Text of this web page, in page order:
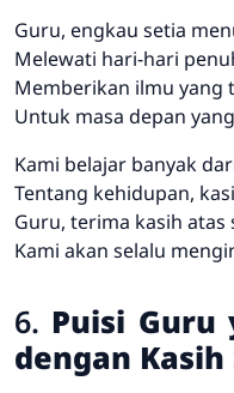
Guru, engkau setia
Melewati hari-hari
Memberikan ilmu yang
Untuk masa depan
Kami belajar banyak
Tentang kehidupan,
Guru, terima kasih
Kami akan selalu
6. Puisi Guru
dengan Kasih